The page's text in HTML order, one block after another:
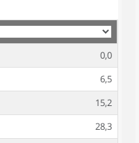
0,0
6,5
15,2
28,3